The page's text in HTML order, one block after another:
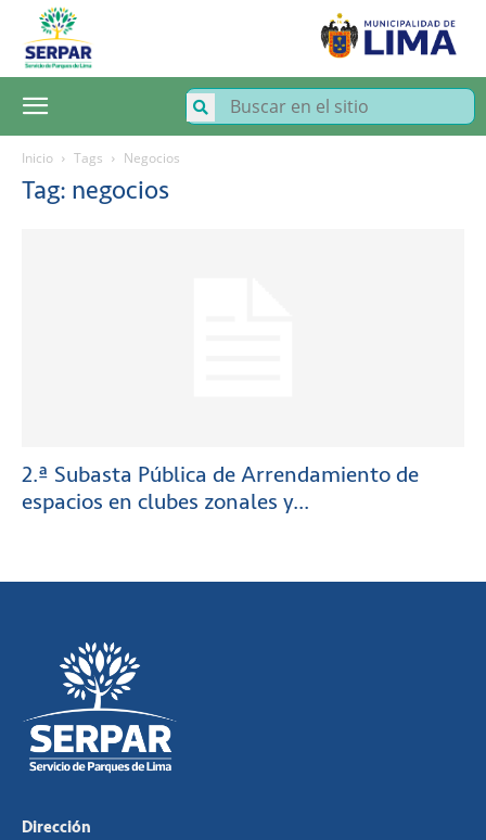
SERPAR
Servicio
de
Parques
Inicio Tags Negocios
Tag: negocios
2.ª Subasta Pública de Arrendamiento de
espacios en clubes zonales y...
Dirección